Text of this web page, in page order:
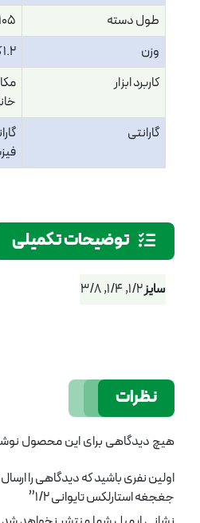
طول دسته
105 میلی متر
وزن
1.2 کیلوگرم
کاربرد ابزار
گارانتی
توضیحات تکمیلی
سایز1/2, 1/4, 3/8
نظرات
هیچ دیدگاهی برای این محصول
اولین نفری باشید که دیدگاهی را
جغجغه استارلکس تایوانی 1/2”